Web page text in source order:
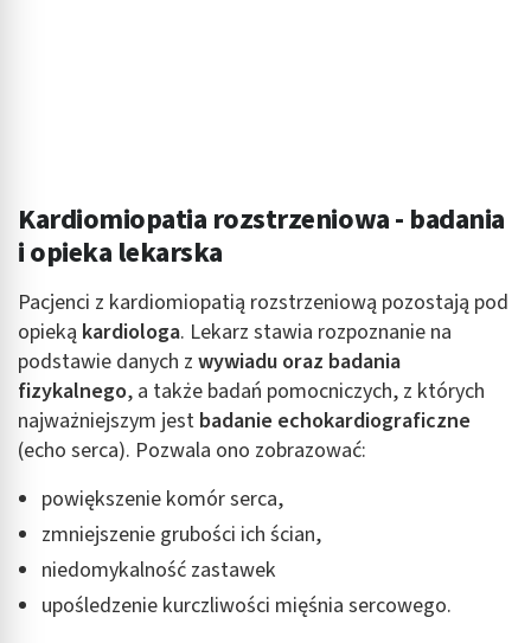
Kardiomiopatia rozstrzeniowa - badania
i opieka lekarska
Pacjenci z kardiomiopatią rozstrzeniową pozostają pod
opieką kardiologa. Lekarz stawia rozpoznanie na
podstawie danych z wywiadu oraz badania
fizykalnego, a także badań pomocniczych, z których
najważniejszym jest badanie echokardiograficzne
(echo serca). Pozwala ono zobrazować:
powiększenie komór serca,
zmniejszenie grubości ich ścian,
niedomykalność zastawek
upośledzenie kurczliwości mięśnia sercowego.